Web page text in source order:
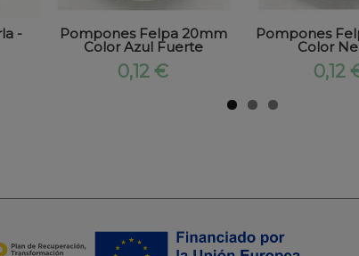
- Pompones Felpa 20mm
Color Azul Fuerte
0,12 €
Pompones
Color
0,12